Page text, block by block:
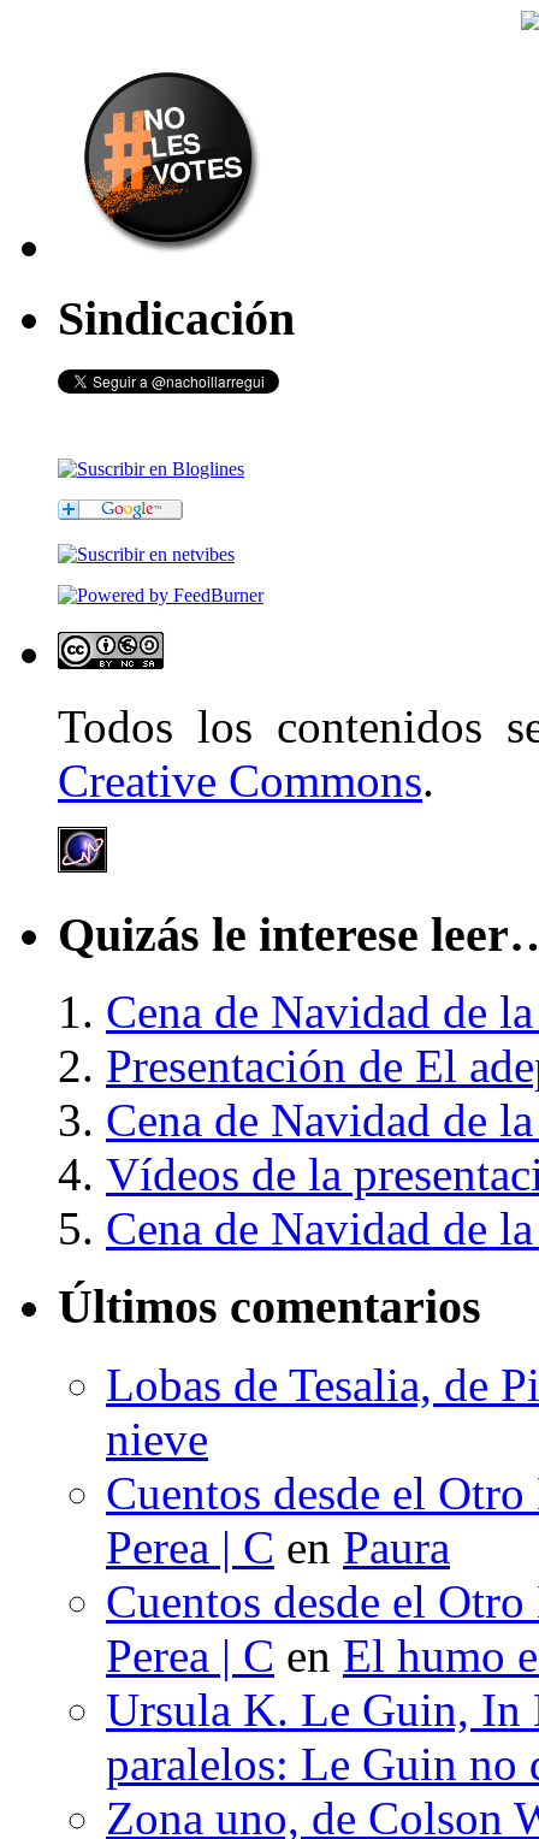
Sindicación
Todos los contenidos
Creative Commons.
Quizás le interese
Cena de Navidad de
Presentación de El
Cena de Navidad de
Vídeos de la
Cena de Navidad de
Últimos comentarios
Lobas de Tesalia, de
nieve
Cuentos desde el
Perea | C en Paura
Cuentos desde el
Perea | C en El humo
Ursula K. Le Guin, In
paralelos: Le Guin no
Zona uno, de Colson